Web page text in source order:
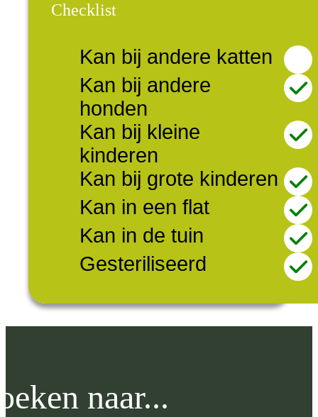
Checklist
Kan bij andere katten
Kan bij andere
honden
Kan bij kleine
kinderen
Kan bij grote kinderen
Kan in een flat
Kan in de tuin
Gesteriliseerd
naar...